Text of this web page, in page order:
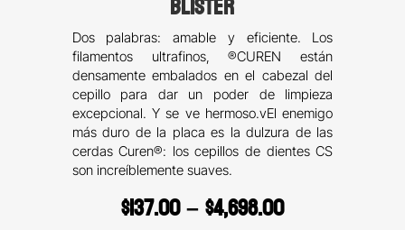
Dos palabras: amable y eficiente. Los
filamentos ultrafinos, ®CUREN están
densamente embalados en el cabezal del
cepillo para dar un poder de limpieza
excepcional. Y se ve hermoso.vEl enemigo
más duro de la placa es la dulzura de las
cerdas Curen®: los cepillos de dientes CS
son increíblemente suaves.
$137.00–$4,698.00Price